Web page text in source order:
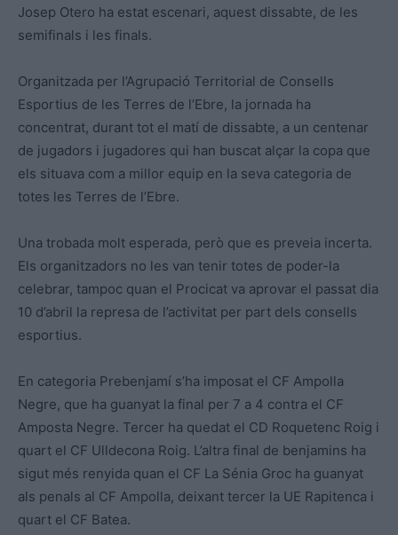
Josep Otero ha estat escenari, aquest dissabte, de les
semifinals i les finals.
Organitzada per l’Agrupació Territorial de Consells
Esportius de les Terres de l’Ebre, la jornada ha
concentrat, durant tot el matí de dissabte, a un centenar
de jugadors i jugadores qui han buscat alçar la copa que
els situava com a millor equip en la seva categoria de
totes les Terres de l’Ebre.
Una trobada molt esperada, però que es preveia incerta.
Els organitzadors no les van tenir totes de poder-la
celebrar, tampoc quan el Procicat va aprovar el passat dia
10 d’abril la represa de l’activitat per part dels consells
esportius.
En categoria Prebenjamí s’ha imposat el CF Ampolla
Negre, que ha guanyat la final per 7 a 4 contra el CF
Amposta Negre. Tercer ha quedat el CD Roquetenc Roig i
quart el CF Ulldecona Roig. L’altra final de benjamins ha
sigut més renyida quan el CF La Sénia Groc ha guanyat
als penals al CF Ampolla, deixant tercer la UE Rapitenca i
quart el CF Batea.